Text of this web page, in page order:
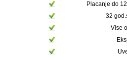
Placanje do
32
Vise